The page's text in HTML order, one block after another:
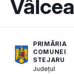
Vâlcea
PRIMĂRIA
COMUNEI
STEJARU
Județul